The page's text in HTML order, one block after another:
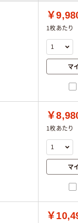
￥
1枚あたり
マ
￥
1枚あたり
マ
￥